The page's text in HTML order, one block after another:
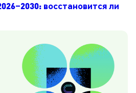
восстановится ли